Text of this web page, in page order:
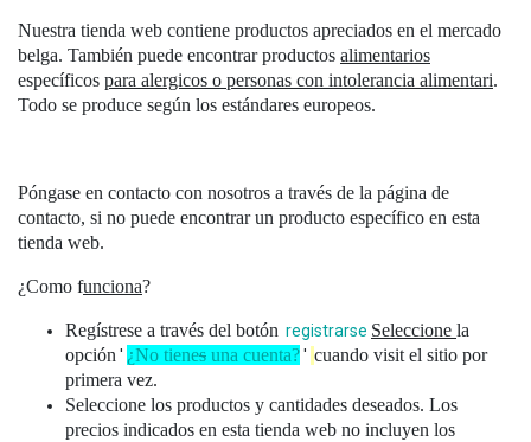
Nuestra tienda web contiene productos apreciados en el mercado
belga. También puede encontrar productos alimentarios
específicos para alergicos o personas con intolerancia alimentari.
Todo se produce según los estándares europeos.
Póngase en contacto con nosotros a través de la página de
contacto, si no puede encontrar un producto específico en esta
tienda web.
¿Como funciona?
Regístrese a través del botón registrarse Seleccione la
opción ' ¿No tienes una cuenta?' cuando visit el sitio por
primera vez.
Seleccione los productos y cantidades deseados. Los
precios indicados en esta tienda web no incluyen los